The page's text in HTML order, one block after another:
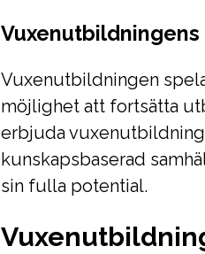
Vuxenutbildningens
Vuxenutbildningen
möjlighet att fortsätta
erbjuda
kunskapsbaserad
sin fulla potential.